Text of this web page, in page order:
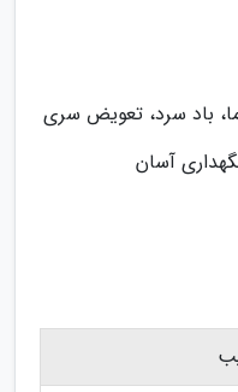
باد سرد، تعویض سری
آسان